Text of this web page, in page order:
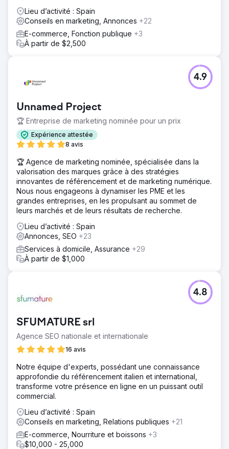
Lieu d’activité : Spain
Conseils en marketing, Annonces +22
E-commerce, Fonction publique +3
À partir de $2,500
Unnamed Project
🏆 Entreprise de marketing nominée pour un prix
Expérience attestée
8 avis
4.9
🏆 Agence de marketing nominée, spécialisée dans la
valorisation des marques grâce à des stratégies
innovantes de référencement et de marketing numérique.
Nous nous engageons à dynamiser les PME et les
grandes entreprises, en les propulsant au sommet de
leurs marchés et de leurs résultats de recherche.
Lieu d’activité : Spain
Annonces, SEO +23
Services à domicile, Assurance +29
À partir de $1,000
SFUMATURE srl
Agence SEO nationale et internationale
16 avis
4.8
Notre équipe d'experts, possédant une connaissance
approfondie du référencement italien et international,
transforme votre présence en ligne en un puissant outil
commercial.
Lieu d’activité : Spain
Conseils en marketing, Relations publiques +21
E-commerce, Nourriture et boissons +3
$10,000 - 25,000